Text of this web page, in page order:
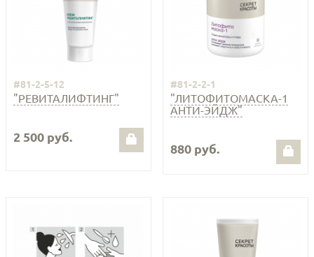
#81-2-5-12
"РЕВИТАЛИФТИНГ"
2 500 руб.
#81-2-2-1
"ЛИТОФИТОМАСКА-1
АНТИ-ЭЙДЖ"
880 руб.